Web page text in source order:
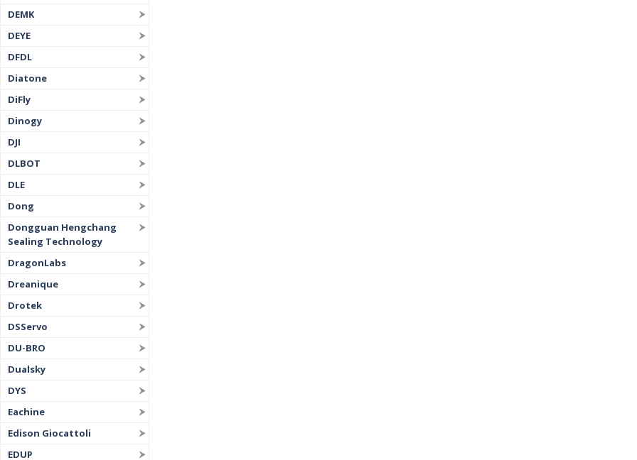
DEMK
DEYE
DFDL
Diatone
DiFly
Dinogy
DJI
DLBOT
DLE
Dong
Dongguan Hengchang
Sealing Technology
DragonLabs
Dreanique
Drotek
DSServo
DU-BRO
Dualsky
DYS
Eachine
Edison Giocattoli
EDUP